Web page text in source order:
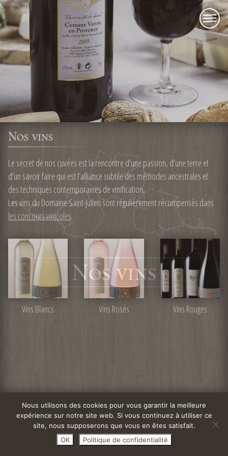
menu
Nos vins
Le secret de nos cuvées est la rencontre d’une passion, d’une terre et
d’un savoir faire qui est l’alliance subtile des méthodes ancestrales et
des techniques contemporaines de vinification.
Les vins du Domaine Saint-Julien sont régulièrement récompensés dans
les concours vinicoles.
Vins Blancs Vins Rosés Vins Rouges
Nous utilisons des cookies pour vous garantir la meilleure
expérience sur notre site web. Si vous continuez à utiliser ce
site, nous supposerons que vous en êtes satisfait.
OK
Politique de confidentialité